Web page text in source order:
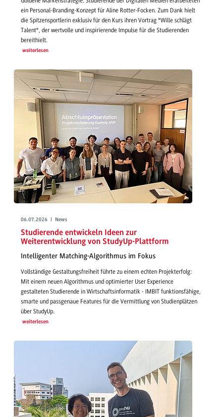
ein Personal-Branding-Konzept für Aline Rotter-Focken. Zum Dank hielt
die Spitzensportlerin exklusiv für den Kurs ihren Vortrag "Wille schlägt
Talent", der wertvolle und inspirierende Impulse für die Studierenden
bereithielt.
weiterlesen
06.07.2026 | News
Studierende entwickeln Ideen zur
Weiterentwicklung von StudyUp-Plattform
Intelligenter Matching-Algorithmus im Fokus
Vollständige Gestaltungsfreiheit führte zu einem echten Projekterfolg:
Mit einem neuen Algorithmus und optimierter User Experience
gestalteten Studierende in Wirtschaftsinformatik - IMBIT funktionsfähige,
smarte und passgenaue Features für die Vermittlung von Studienplätzen
über StudyUp.
weiterlesen